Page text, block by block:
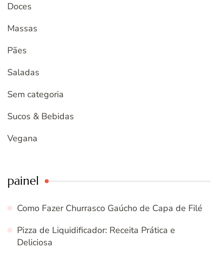
Doces
Massas
Pães
Saladas
Sem categoria
Sucos & Bebidas
Vegana
painel
Como Fazer Churrasco Gaúcho de Capa de Filé
Pizza de Liquidificador: Receita Prática e
Deliciosa